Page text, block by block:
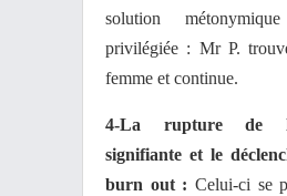
solution
privilégiée : Mr P.
femme et continue.
4-La rupture de
signifiante et le
burn out : Celui-ci se